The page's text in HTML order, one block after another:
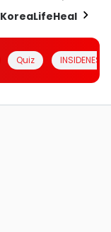
KoreaLifeHealth
Quiz INSIDENESIA